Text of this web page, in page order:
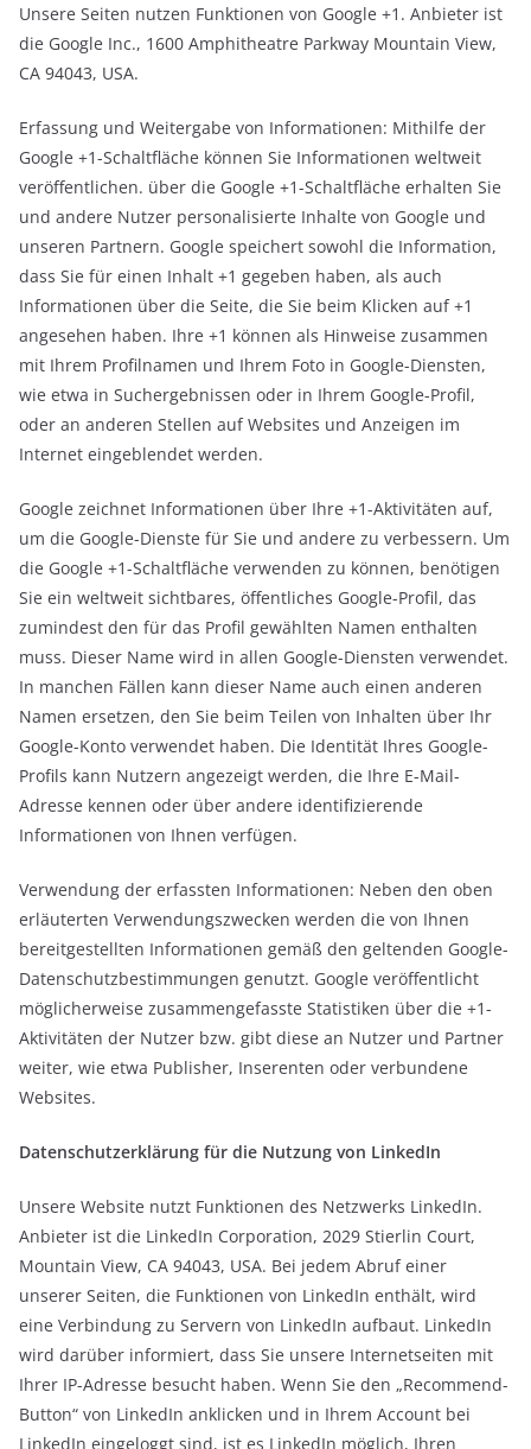
Unsere Seiten nutzen Funktionen von Google +1. Anbieter ist
die Google Inc., 1600 Amphitheatre Parkway Mountain View,
CA 94043, USA.
Erfassung und Weitergabe von Informationen: Mithilfe der
Google +1-Schaltfläche können Sie Informationen weltweit
veröffentlichen. über die Google +1-Schaltfläche erhalten Sie
und andere Nutzer personalisierte Inhalte von Google und
unseren Partnern. Google speichert sowohl die Information,
dass Sie für einen Inhalt +1 gegeben haben, als auch
Informationen über die Seite, die Sie beim Klicken auf +1
angesehen haben. Ihre +1 können als Hinweise zusammen
mit Ihrem Profilnamen und Ihrem Foto in Google-Diensten,
wie etwa in Suchergebnissen oder in Ihrem Google-Profil,
oder an anderen Stellen auf Websites und Anzeigen im
Internet eingeblendet werden.
Google zeichnet Informationen über Ihre +1-Aktivitäten auf,
um die Google-Dienste für Sie und andere zu verbessern. Um
die Google +1-Schaltfläche verwenden zu können, benötigen
Sie ein weltweit sichtbares, öffentliches Google-Profil, das
zumindest den für das Profil gewählten Namen enthalten
muss. Dieser Name wird in allen Google-Diensten verwendet.
In manchen Fällen kann dieser Name auch einen anderen
Namen ersetzen, den Sie beim Teilen von Inhalten über Ihr
Google-Konto verwendet haben. Die Identität Ihres Google-
Profils kann Nutzern angezeigt werden, die Ihre E-Mail-
Adresse kennen oder über andere identifizierende
Informationen von Ihnen verfügen.
Verwendung der erfassten Informationen: Neben den oben
erläuterten Verwendungszwecken werden die von Ihnen
bereitgestellten Informationen gemäß den geltenden Google-
Datenschutzbestimmungen genutzt. Google veröffentlicht
möglicherweise zusammengefasste Statistiken über die +1-
Aktivitäten der Nutzer bzw. gibt diese an Nutzer und Partner
weiter, wie etwa Publisher, Inserenten oder verbundene
Websites.
Datenschutzerklärung für die Nutzung von LinkedIn
Unsere Website nutzt Funktionen des Netzwerks LinkedIn.
Anbieter ist die LinkedIn Corporation, 2029 Stierlin Court,
Mountain View, CA 94043, USA. Bei jedem Abruf einer
unserer Seiten, die Funktionen von LinkedIn enthält, wird
eine Verbindung zu Servern von LinkedIn aufbaut. LinkedIn
wird darüber informiert, dass Sie unsere Internetseiten mit
Ihrer IP-Adresse besucht haben. Wenn Sie den „Recommend-
Button“ von LinkedIn anklicken und in Ihrem Account bei
LinkedIn eingeloggt sind, ist es LinkedIn möglich, Ihren